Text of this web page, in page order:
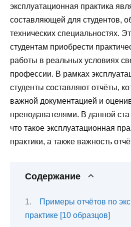
эксплуатационная практика
составляющей для студентов,
технических специальностях.
студентам приобрести
работы в реальных условиях
профессии. В рамках
студенты составляют отчёты,
важной документацией и
преподавателями. В данной
что такое эксплуатационная
практики, а также важность
Содержание
Примеры отчётов по
практике [10 образцов]